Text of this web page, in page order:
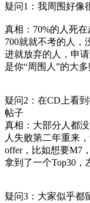
疑问1：我周围好像
真相：70%的人死
700就就不考的人，
进就放弃的人，申
是你“周围人”的大多
疑问2：在CD上看
帖子
真相：大部分人都
人失败第二年重来
offer，比如想要M7
拿到了一个Top30，
疑问3：大家似乎都